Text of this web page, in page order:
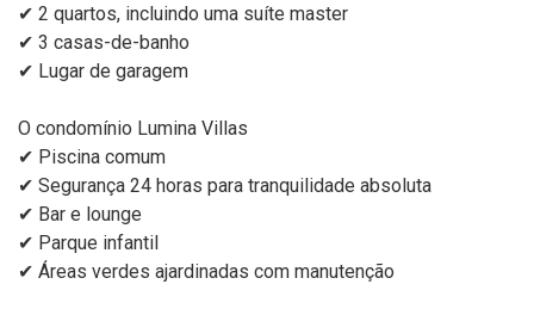
✔ 2 quartos, incluindo uma suíte master
✔ 3 casas-de-banho
✔ Lugar de garagem
O condomínio Lumina Villas
✔ Piscina comum
✔ Segurança 24 horas para tranquilidade absoluta
✔ Bar e lounge
✔ Parque infantil
✔ Áreas verdes ajardinadas com manutenção